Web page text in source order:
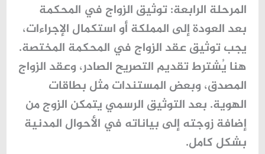
المرحلة الرابعة: توثيق الزواج في المحكمة
بعد العودة إلى المملكة أو استكمال الإجراءات،
يجب توثيق عقد الزواج في المحكمة المختصة.
هنا يُشترط تقديم التصريح الصادر، وعقد الزواج
المصدق، وبعض المستندات مثل بطاقات
الهوية. بعد التوثيق الرسمي يتمكن الزوج من
إضافة زوجته إلى بياناته في الأحوال المدنية
بشكل كامل.